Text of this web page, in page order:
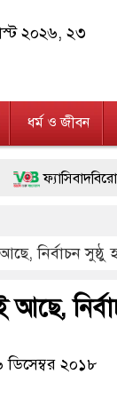
২০২৬, ২৩
ধর্ম ও জীবন
পরিবর্তন চেয়েছে
লাখ টাকার জাল
ও গণতন্ত্রের
বিদেশি পিস্তল,
নির্বাচন সুষ্ঠু
২০১৮